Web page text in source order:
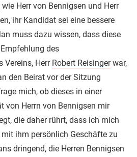
Herr von Bennigsen und Herr
ihr Kandidat sei eine bessere
muss dazu wissen, dass diese
des
Vereins, Herr Robert Reisingerwar,
den Beirat vor der Sitzung
mich, ob dieses in einer
von Herrn von Bennigsen mir
die daher rührt, dass ich mich
ihm persönlich Geschäfte zu
dringend, die Herren Bennigsen